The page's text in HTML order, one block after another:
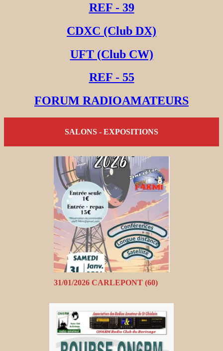
REF - 39
CDXC (Club DX)
UFT (Club CW)
REF - 55
FORUM RADIOAMATEURS
SALONS - EXPOSITIONS
31/01/2026 CARLEPONT (60)